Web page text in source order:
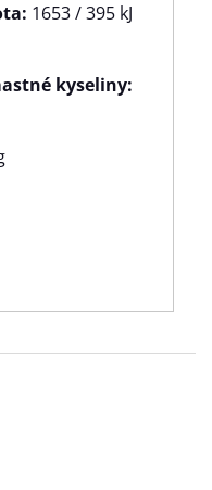
1653 / 395 kJ
kyseliny: